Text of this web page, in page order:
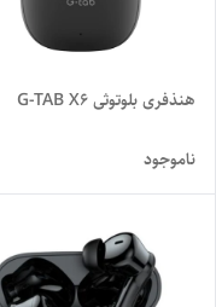
هنذفری بلوتوثی G-TAB X6
ناموجود